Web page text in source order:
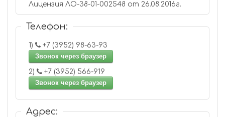
Лицензия ЛО-38-01-002548 от 26.08.2016г.
Телефон:
1)
+7 (3952) 98-63-93
Звонок через браузер
2)
+7 (3952) 566-919
Звонок через браузер
Адрес: